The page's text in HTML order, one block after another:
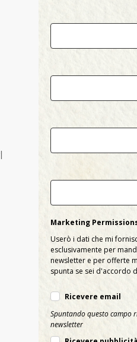
Marketing
Userò i dati che mi
esclusivamente per
newsletter e per offerte
spunta se sei d'accordo
Ricevere email
Spuntando questo campo
newsletter